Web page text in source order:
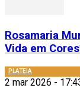
Rosamaria
Vida em
PLATEIA
2 mar 2026 -